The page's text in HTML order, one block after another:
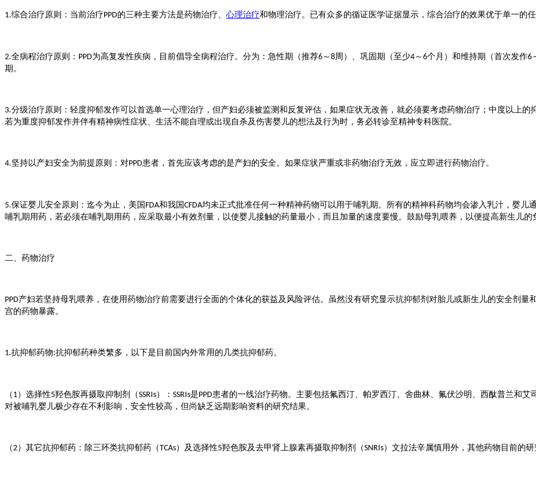
1.综合治疗原则：当前治疗PPD的三种主要方法是药物治疗、 心理治疗和物理治疗。已有众多的循证医学证据显示，综合治疗的效果优于单一的
2.全病程治疗原则： PPD为高复发性疾病，目前倡导全病程治疗。分为：急性期（推荐6 ～ 8周）、巩固期（至少4 ～ 6个月）和维持期（首次发作6
期。
3.分级治疗原则：轻度抑郁发作可以首选单一心理治疗，但产妇必须被监测和反复评估，如果症状无改善，就必须要考虑药物治疗；中度以上
若为重度抑郁发作并伴有精神病性症状、生活不能自理或出现自杀及伤害婴儿的想法及行为时，务必转诊至精神专科医院。
4.坚持以产妇安全为前提原则：对PPD患者，首先应该考虑的是产妇的安全。如果症状严重或非药物治疗无效，应立即进行药物治疗。
5.保证婴儿安全原则：迄今为止，美国 FDA和我国 CFDA均未正式批准任何一种精神药物可以用于哺乳期。所有的精神科药物均会渗入乳汁，婴
哺乳期用药，若必须在哺乳期用药，应采取最小有效剂量，以使婴儿接触的药量最小，而且加量的速度要慢。鼓励母乳喂养，以便提高新生儿的
二、药物治疗
PPD产妇若坚持母乳喂养，在使用药物治疗前需要进行全面的个体化的获益及风险评估。虽然没有研究显示抗抑郁剂对胎儿或新生儿的安全剂量
宫的药物暴露。
1.抗抑郁药物:抗抑郁药种类繁多，以下是目前国内外常用的几类抗抑郁药。
（ 1）选择性5羟色胺再摄取抑制剂（SSRIs）： SSRIs是PPD患者的一线治疗药物。主要包括氟西汀、帕罗西汀、舍曲林、氟伏沙明、西酞普兰和艾
对被哺乳婴儿极少存在不利影响，安全性较高，但尚缺乏远期影响资料的研究结果。
（2）其它抗抑郁药：除三环类抗抑郁药（TCAs）及选择性5羟色胺及去甲肾上腺素再摄取抑制剂（SNRIs）文拉法辛属慎用外，其他药物目前的